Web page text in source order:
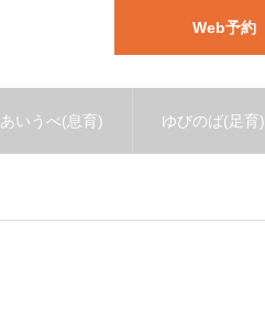
Web予約
あいうべ(息育) ゆびのば(足育)